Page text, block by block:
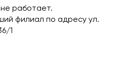
работает.
филиал по адресу ул.
1